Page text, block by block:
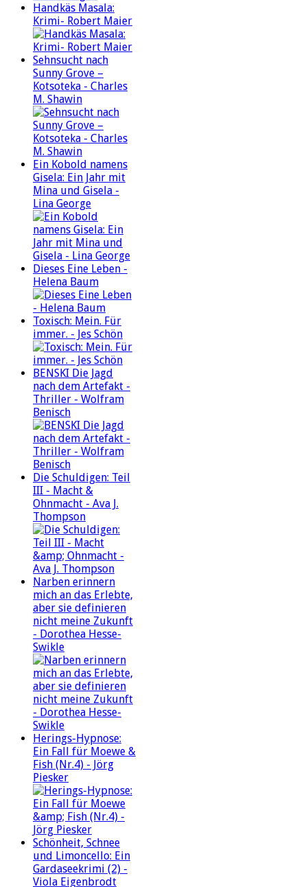
Handkäs Masala:
Krimi- Robert Maier
Sehnsucht nach
Sunny Grove –
Kotsoteka - Charles
M. Shawin
Ein Kobold namens
Gisela: Ein Jahr mit
Mina und Gisela -
Lina George
Dieses Eine Leben -
Helena Baum
Toxisch: Mein. Für
immer. - Jes Schön
BENSKI Die Jagd
nach dem Artefakt -
Thriller - Wolfram
Benisch
Die Schuldigen: Teil
III - Macht &
Ohnmacht - Ava J.
Thompson
Narben erinnern
mich an das Erlebte,
aber sie definieren
nicht meine Zukunft
- Dorothea Hesse-
Swikle
Herings-Hypnose:
Ein Fall für Moewe &
Fish (Nr.4) - Jörg
Piesker
Schönheit, Schnee
und Limoncello: Ein
Gardaseekrimi (2) -
Viola Eigenbrodt